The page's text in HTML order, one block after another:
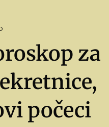
za
počeci